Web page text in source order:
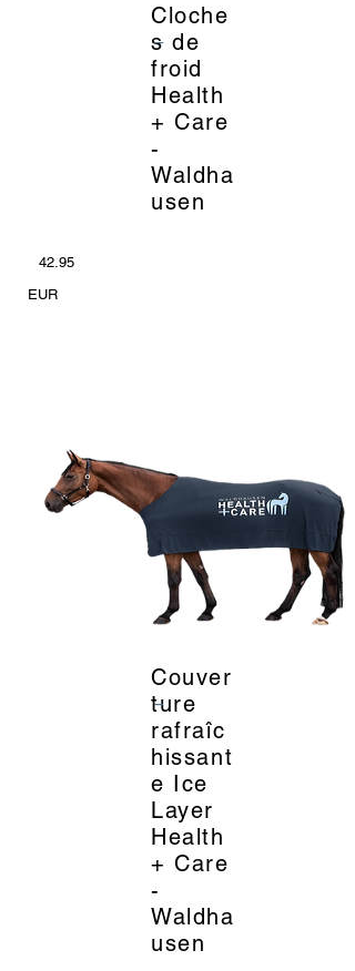
Cloche
s de
froid
Health
+ Care
-
Waldha
usen
_
42.95
EUR
Couver
ture
rafraîc
hissant
e Ice
Layer
Health
+ Care
-
Waldha
usen
_